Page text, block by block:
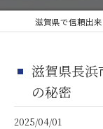
滋賀県長浜
の秘密
2025/04/01